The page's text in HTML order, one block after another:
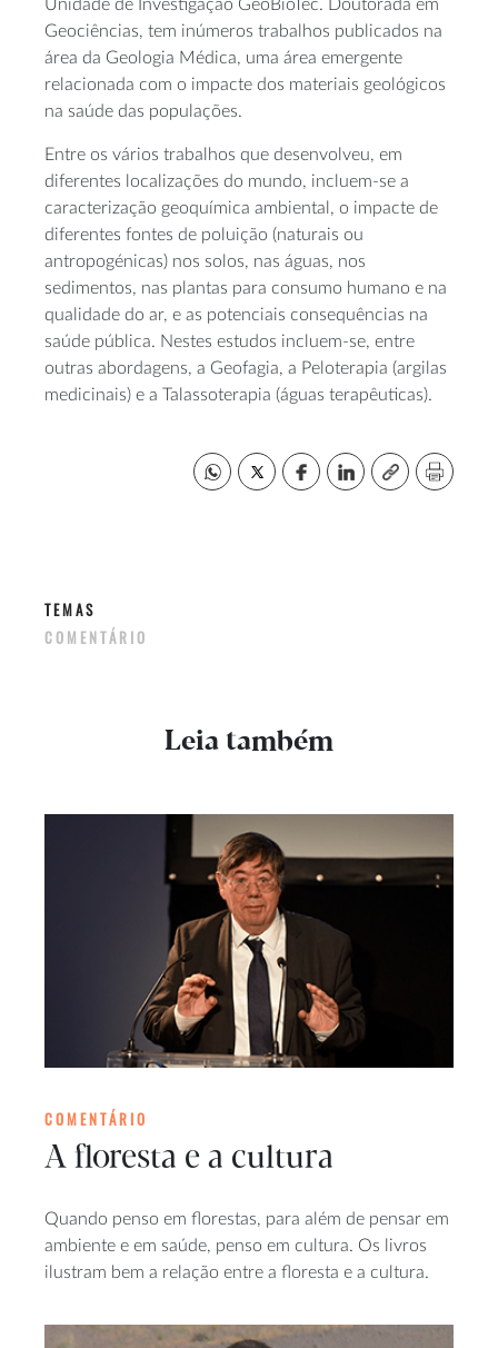
Unidade de Investigação GeoBioTec. Doutorada em
Geociências, tem inúmeros trabalhos publicados na
área da Geologia Médica, uma área emergente
relacionada com o impacte dos materiais geológicos
na saúde das populações.
Entre os vários trabalhos que desenvolveu, em
diferentes localizações do mundo, incluem-se a
caracterização geoquímica ambiental, o impacte de
diferentes fontes de poluição (naturais ou
antropogénicas) nos solos, nas águas, nos
sedimentos, nas plantas para consumo humano e na
qualidade do ar, e as potenciais consequências na
saúde pública. Nestes estudos incluem-se, entre
outras abordagens, a Geofagia, a Peloterapia (argilas
medicinais) e a Talassoterapia (águas terapêuticas).
TEMAS
COMENTÁRIO
Leia também
COMENTÁRIO
A floresta e a cultura
Quando penso em florestas, para além de pensar em
ambiente e em saúde, penso em cultura. Os livros
ilustram bem a relação entre a floresta e a cultura.